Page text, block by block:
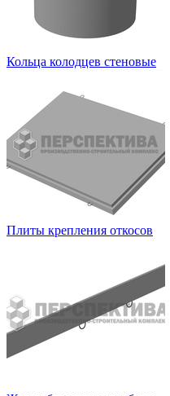
Кольца колодцев стеновые
Плиты крепления откосов